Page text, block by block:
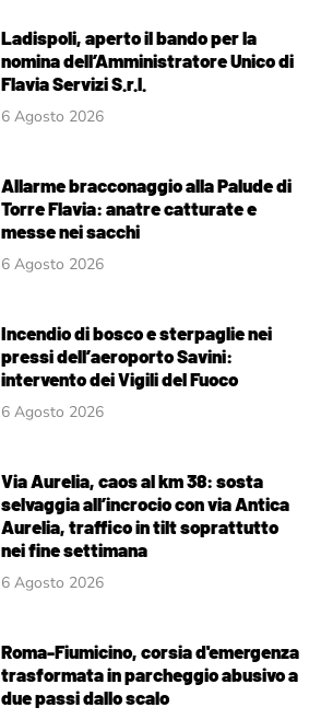
Ladispoli, aperto il bando per la
nomina dell’Amministratore Unico di
Flavia Servizi S.r.l.
6 Agosto 2026
Allarme bracconaggio alla Palude di
Torre Flavia: anatre catturate e
messe nei sacchi
6 Agosto 2026
Incendio di bosco e sterpaglie nei
pressi dell’aeroporto Savini:
intervento dei Vigili del Fuoco
6 Agosto 2026
Via Aurelia, caos al km 38: sosta
selvaggia all’incrocio con via Antica
Aurelia, traffico in tilt soprattutto
nei fine settimana
6 Agosto 2026
Roma-Fiumicino, corsia d'emergenza
trasformata in parcheggio abusivo a
due passi dallo scalo